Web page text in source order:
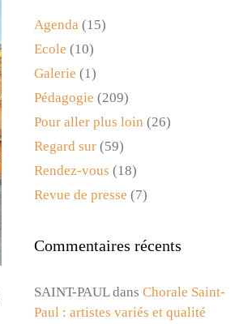
Agenda (15)
Ecole (10)
Galerie (1)
Pédagogie (209)
Pour aller plus loin (26)
Regard sur (59)
Rendez-vous (18)
Revue de presse (7)
Commentaires récents
SAINT-PAULdans Chorale Saint-
Paul : artistes variés et qualité